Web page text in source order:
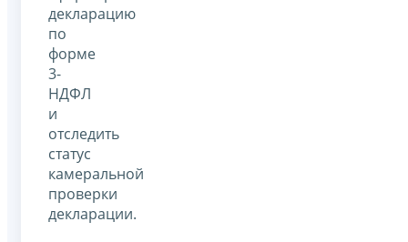
декларацию
по
форме
3-
НДФЛ
и
отследить
статус
камеральной
проверки
декларации.